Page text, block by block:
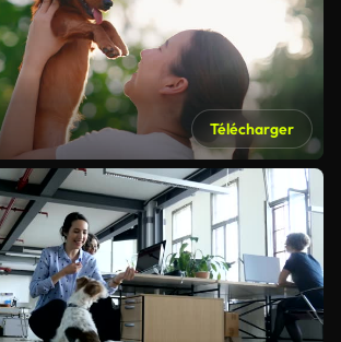
Télécharger